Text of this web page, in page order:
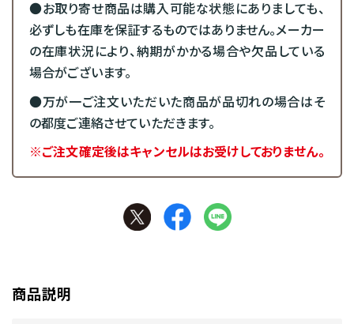
●お取り寄せ商品は購入可能な状態にありましても、
必ずしも在庫を保証するものではありません。メーカー
の在庫状況により、納期がかかる場合や欠品している
場合がございます。
●万が一ご注文いただいた商品が品切れの場合はそ
の都度ご連絡させていただきます。
※ご注文確定後はキャンセルはお受けしておりません。
商品説明